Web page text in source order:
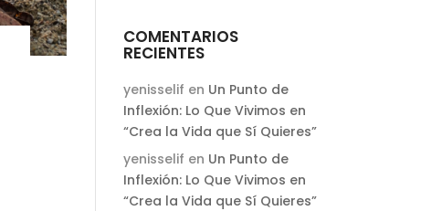
COMENTARIOS
RECIENTES
yenisselif en Un Punto de
Inflexión: Lo Que Vivimos en
“Crea la Vida que Sí Quieres”
yenisselif en Un Punto de
Inflexión: Lo Que Vivimos en
“Crea la Vida que Sí Quieres”